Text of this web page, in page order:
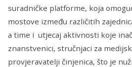
suradničke platforme, koja
mostove između različitih
a time i utjecaj aktivnosti koje
znanstvenici, stručnjaci za
provjeravatelji činjenica, što je